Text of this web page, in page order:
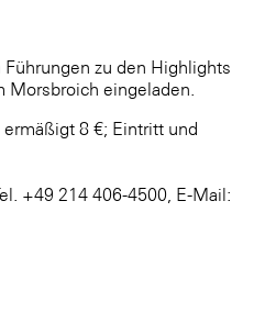
zu den Highlights
eingeladen.
8 €; Eintritt und
+49 214 406-4500, E-Mail: